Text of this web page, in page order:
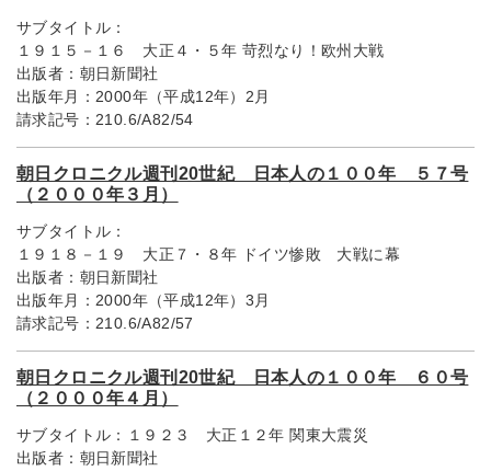
サブタイトル：
１９１５－１６ 大正４・５年 苛烈なり！欧州大戦
出版者： 朝日新聞社
出版年月： 2000年（平成12年）2月
請求記号： 210.6/A82/54
朝日クロニクル週刊20世紀 日本人の１００年 ５７号
（２０００年３月）
サブタイトル：
１９１８－１９ 大正７・８年 ドイツ惨敗 大戦に幕
出版者： 朝日新聞社
出版年月： 2000年（平成12年）3月
請求記号： 210.6/A82/57
朝日クロニクル週刊20世紀 日本人の１００年 ６０号
（２０００年４月）
サブタイトル：
１９２３ 大正１２年 関東大震災
出版者： 朝日新聞社